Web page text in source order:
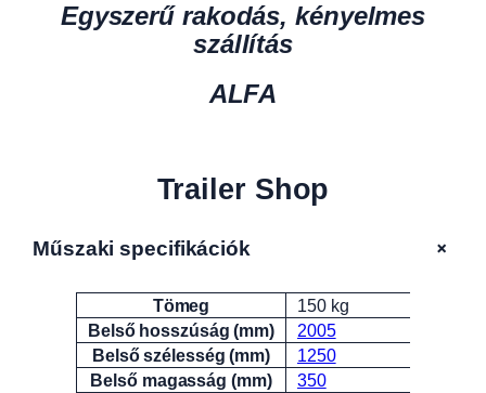
Egyszerű rakodás, kényelmes
szállítás
ALFA
Trailer Shop
Műszaki specifikációk +
Attribútumok Érték
Tömeg
150 kg
Belső hosszúság (mm)
2005
Belső szélesség (mm)
1250
Belső magasság (mm)
350